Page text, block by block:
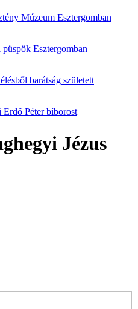
Múzeum Esztergomban
Esztergomban
barátság született
Péter bíborost
Jézus